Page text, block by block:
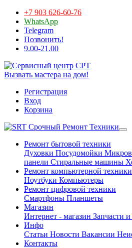
+7 903 626-60-76
WhatsApp
Telegram
Позвонить!
9.00-21.00
Вызвать мастера на дом!
Регистрация
Вход
Корзина
Срочный Ремонт Техники
Ремонт бытовой техники
Духовки Посудомойки
панели Стиральные машины
Ремонт компьютерной техники
Ноутбуки Компьютеры
Ремонт цифровой техники
Смартфоны Планшеты
Магазин
Интернет - магазин Запчасти
Инфо
Статьи Новости Вакансии
Контакты